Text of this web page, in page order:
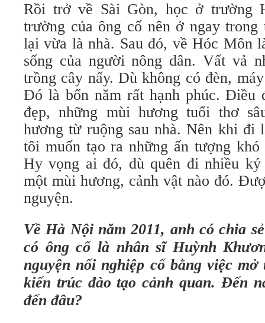
Rồi trở về Sài Gòn, học ở trường
trường của ông cố nên ở ngay
lại vừa là nhà. Sau đó, về Hóc Môn
sống của người nông dân. Vất vả
trồng cây nấy. Dù không có đèn,
Đó là bốn năm rất hạnh phúc. Điều
đẹp, những mùi hương tuổi thơ
hương từ ruộng sau nhà. Nên khi đi
tôi muốn tạo ra những ấn tượng
Hy vọng ai đó, dù quên đi nhiều
một mùi hương, cảnh vật nào đó.
nguyện.
Về Hà Nội năm 2011, anh có chia
có ông cố là nhân sĩ Huỳnh
nguyện nối nghiệp cố bằng việc
kiến trúc đào tạo cảnh quan. Đến
đến đâu?